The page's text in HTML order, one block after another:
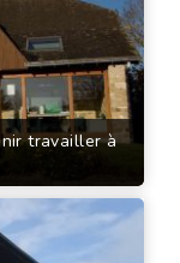
travailler à